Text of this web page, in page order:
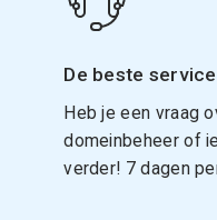
De beste service
Heb je een vraag
domeinbeheer of
verder! 7 dagen